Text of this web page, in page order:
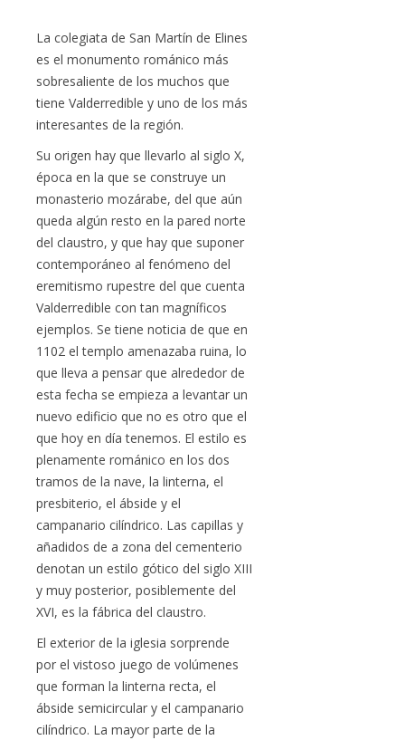
La colegiata de San Martín de Elines
es el monumento románico más
sobresaliente de los muchos que
tiene Valderredible y uno de los más
interesantes de la región.
Su origen hay que llevarlo al siglo X,
época en la que se construye un
monasterio mozárabe, del que aún
queda algún resto en la pared norte
del claustro, y que hay que suponer
contemporáneo al fenómeno del
eremitismo rupestre del que cuenta
Valderredible con tan magníficos
ejemplos. Se tiene noticia de que en
1102 el templo amenazaba ruina, lo
que lleva a pensar que alrededor de
esta fecha se empieza a levantar un
nuevo edificio que no es otro que el
que hoy en día tenemos. El estilo es
plenamente románico en los dos
tramos de la nave, la linterna, el
presbiterio, el ábside y el
campanario cilíndrico. Las capillas y
añadidos de a zona del cementerio
denotan un estilo gótico del siglo XIII
y muy posterior, posiblemente del
XVI, es la fábrica del claustro.
El exterior de la iglesia sorprende
por el vistoso juego de volúmenes
que forman la linterna recta, el
ábside semicircular y el campanario
cilíndrico. La mayor parte de la